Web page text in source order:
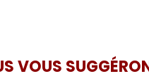
VOUS